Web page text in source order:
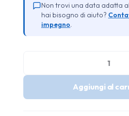
Non trovi una data adatta
hai bisogno di aiuto?
impegno.
Formazione
Aggiungi al